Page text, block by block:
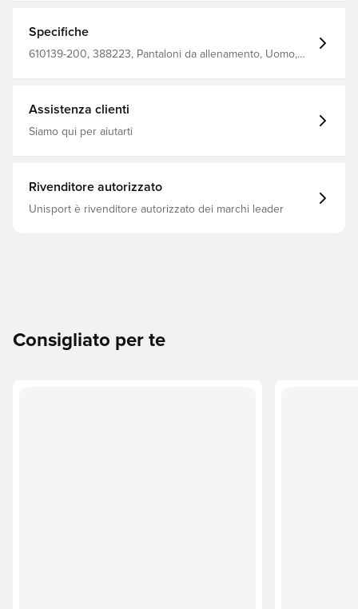
Specifiche
610139-200, 388223, Pantaloni da allenamento, Uomo,
Assistenza clienti
Siamo qui per aiutarti
Rivenditore autorizzato
Unisport è rivenditore autorizzato dei marchi leader
Consigliato per te